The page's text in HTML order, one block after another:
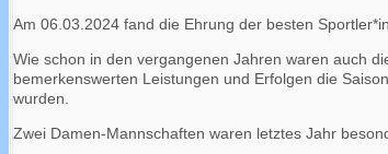
Am 06.03.2024 fand die Ehrung der besten
Wie schon in den vergangenen Jahren waren auch
bemerkenswerten Leistungen und Erfolgen die
wurden.
Zwei Damen-Mannschaften waren letztes Jahr